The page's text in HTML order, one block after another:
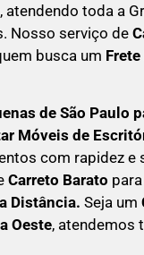
, atendendo toda a
Nosso serviço deC
busca um F
de São Paulo
Móveis de
com rapidez e
Carreto Barato para
Distância. Seja um
Oeste, atendemos